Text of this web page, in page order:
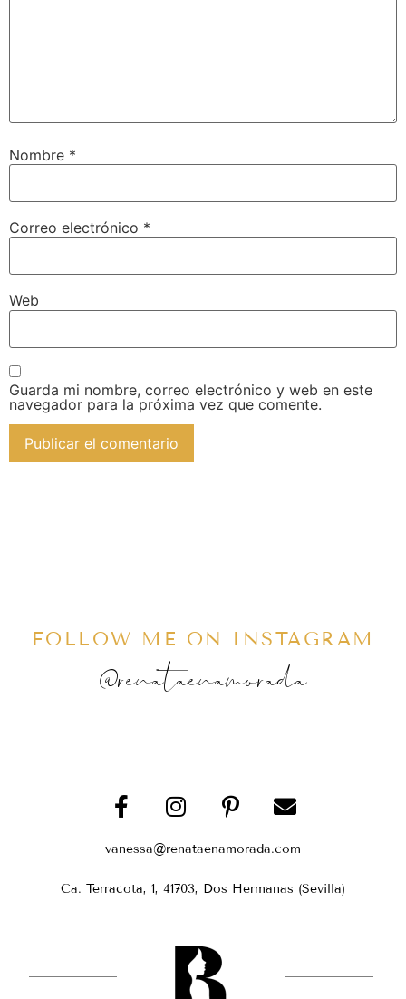
Nombre *
Correo electrónico *
Web
Guarda mi nombre, correo electrónico y web en este
navegador para la próxima vez que comente.
FOLLOW ME ON INSTAGRAM
@renataenamorada
vanessa@renataenamorada.com
Ca. Terracota, 1, 41703, Dos Hermanas (Sevilla)